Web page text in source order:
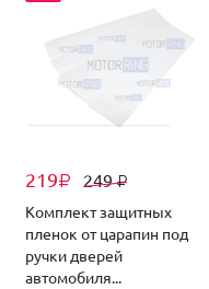
219₽ 249₽
Комплект защитных
пленок от царапин под
ручки дверей
автомобиля...